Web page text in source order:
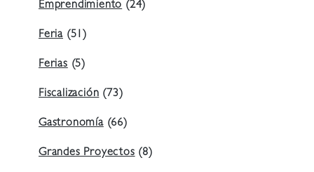
Emprendimiento(24)
Feria (51)
Ferias(5)
Fiscalización(73)
Gastronomía(66)
Grandes Proyectos(8)